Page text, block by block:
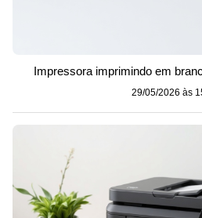
Impressora imprimindo em
29/05/2026 às